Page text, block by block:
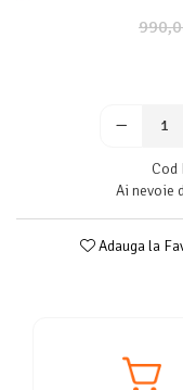
Cod
Ai nevoie
Adauga la